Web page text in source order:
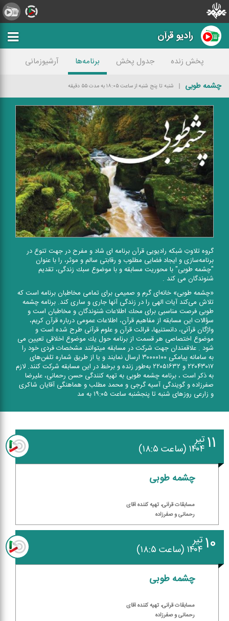
رادیو قرآن
پخش زنده جدول پخش برنامه‌ها
آرشیوزمانی
چشمه طوبی
شنبه تا پنج شنبه از ساعت ۱۸:۰۵ به مدت ۵۵ دقیقه
گروه تلاوتِ شبكه رادیویی قرآن برنامه ای شاد و مفرح در جهت تنوع در
برنامه‌سازی و ایجاد فضایی مطلوب و رقابتی سالم و موثر، را با عنوان
"چشمه طوبی" با محوریت مسابقه و با موضوع سبك زندگی، تقدیم
شنوندگان می كند .
«چشمه طوبی» خانه‌ای گرم و صمیمی برای تمامی مخاطبان برنامه است كه
تلاش می‌كند آیات الهی را در زندگی آنها جاری و ساری كند. برنامه چشمه
طوبی فرصت مناسبی برای محك اطلاعات شنوندگان و مخاطبان است و
سؤالات این مسابقه از مفاهیم قرآن، اطلاعات عمومی درباره قرآن كریم،
واژگان قرآنی، دانستنیها، قرائت قرآن و علوم قرآنی طرح شده است و
موضوع اختصاصی هر قسمت از برنامه حول یك موضوع اخلاقی تعیین می
شود . علاقمندان جهت شركت در مسابقه میتوانند مشخصات فردی خود را
به سامانه پیامكی ۳۰۰۰۰۱۰۰ ارسال نمایند و یا از طریق شماره تلفن‌های
۲۲۰۴۳۰۱۷ و ۲۲۰۵۱۶۳۲ به‌طور زنده و برخط در این مسابقه شركت كنند. لازم
به ذكر است ، برنامه چشمه طوبی به تهیه كنندگی حسن رحمانی، علیرضا
صفرزاده و گویندگی آسیه گرجی و محمد مطلب و هماهنگی آقایان شاكری
و زارعی روزهای شنبه تا پنجشنبه ساعت ۱۹:۰۵ به مد
۱۱تیر
۱۴۰۴ (ساعت ۱۸:۵)
چشمه طوبی
مسابقات قرآنی، تهیه كننده آقای
رحمانی و صفرزاده
۱۰تیر
۱۴۰۴ (ساعت ۱۸:۵)
چشمه طوبی
مسابقات قرآنی، تهیه كننده آقای
رحمانی و صفرزاده